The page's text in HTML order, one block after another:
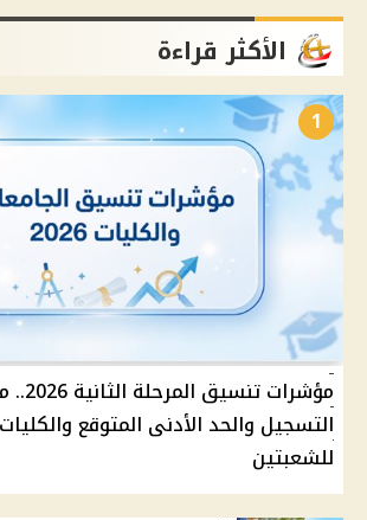
الأكثر قراءة
1
التسجيل والحد الأدنى المتوقع
للشعبتين